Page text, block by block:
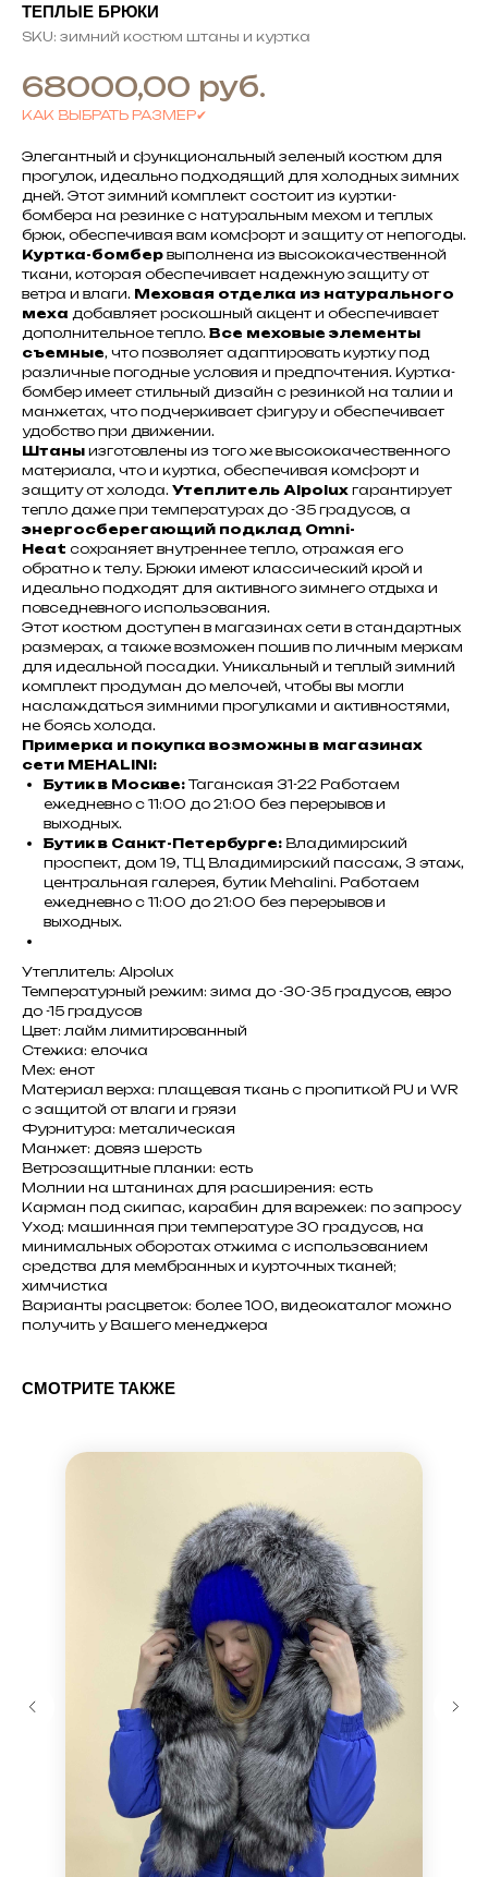
ТЕПЛЫЕ БРЮКИ
SKU: зимний костюм штаны и куртка
68000,00 руб.
КАК ВЫБРАТЬ РАЗМЕР✔
Элегантный и функциональный зеленый костюм для
прогулок, идеально подходящий для холодных зимних
дней. Этот зимний комплект состоит из куртки-
бомбера на резинке с натуральным мехом и теплых
брюк, обеспечивая вам комфорт и защиту от непогоды.
Куртка-бомбер выполнена из высококачественной
ткани, которая обеспечивает надежную защиту от
ветра и влаги. Меховая отделка из натурального
меха добавляет роскошный акцент и обеспечивает
дополнительное тепло. Все меховые элементы
съемные, что позволяет адаптировать куртку под
различные погодные условия и предпочтения. Куртка-
бомбер имеет стильный дизайн с резинкой на талии и
манжетах, что подчеркивает фигуру и обеспечивает
удобство при движении.
Штаны изготовлены из того же высококачественного
материала, что и куртка, обеспечивая комфорт и
защиту от холода. Утеплитель Alpolux гарантирует
тепло даже при температурах до -35 градусов, а
энергосберегающий подклад Omni-
Heat сохраняет внутреннее тепло, отражая его
обратно к телу. Брюки имеют классический крой и
идеально подходят для активного зимнего отдыха и
повседневного использования.
Этот костюм доступен в магазинах сети в стандартных
размерах, а также возможен пошив по личным меркам
для идеальной посадки. Уникальный и теплый зимний
комплект продуман до мелочей, чтобы вы могли
наслаждаться зимними прогулками и активностями,
не боясь холода.
Примерка и покупка возможны в магазинах
сети MEHALINI:
Бутик в Москве: Таганская 31-22 Работаем
ежедневно с 11:00 до 21:00 без перерывов и
выходных.
Бутик в Санкт-Петербурге: Владимирский
проспект, дом 19, ТЦ Владимирский пассаж, 3 этаж,
центральная галерея, бутик Mehalini. Работаем
ежедневно с 11:00 до 21:00 без перерывов и
выходных.
Утеплитель: Alpolux
Температурный режим: зима до -30-35 градусов, евро
до -15 градусов
Цвет: лайм лимитированный
Стежка: елочка
Мех: енот
Материал верха: плащевая ткань с пропиткой PU и WR
с защитой от влаги и грязи
Фурнитура: металическая
Манжет: довяз шерсть
Ветрозащитные планки: есть
Молнии на штанинах для расширения: есть
Карман под скипас, карабин для варежек: по запросу
Уход: машинная при температуре 30 градусов, на
минимальных оборотах отжима с использованием
средства для мембранных и курточных тканей;
химчистка
Варианты расцветок: более 100, видеокаталог можно
получить у Вашего менеджера
СМОТРИТЕ ТАКЖЕ